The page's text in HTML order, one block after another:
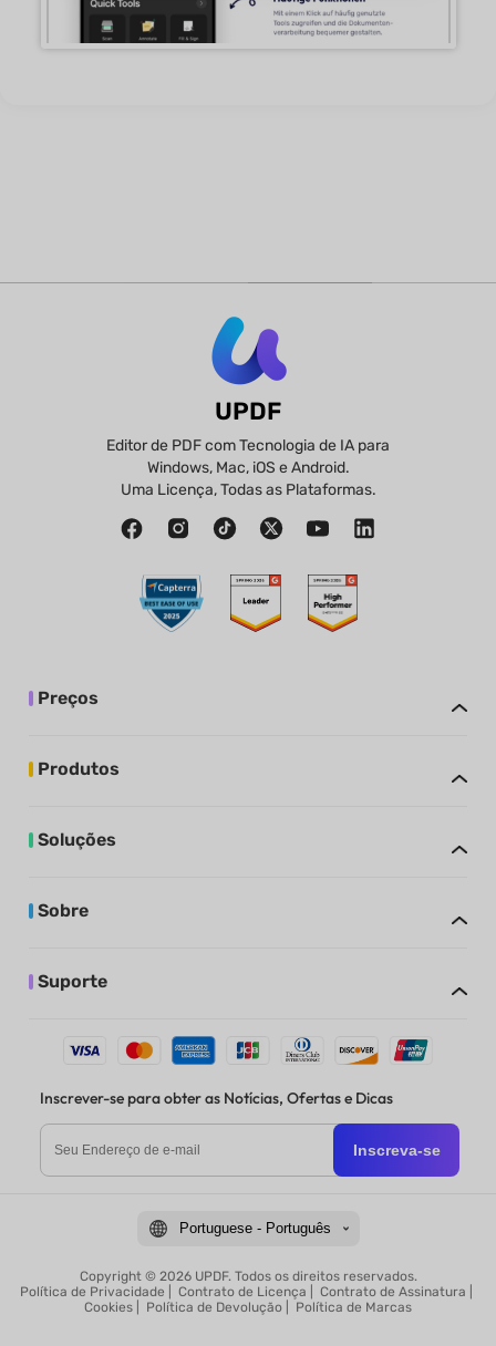
UPDF
Editor de PDF com Tecnologia de IA para
Windows, Mac, iOS e Android.
Uma Licença, Todas as Plataformas.
Preços
Produtos
Soluções
Sobre
Suporte
Inscrever-se para obter as Notícias, Ofertas e Dicas
Inscreva-se
Portuguese - Português
Copyright © 2026 UPDF. Todos os direitos reservados.
Política de Privacidade
Contrato de Licença Contrato de Assinatura
Cookies
Política de Devolução Política de Marcas